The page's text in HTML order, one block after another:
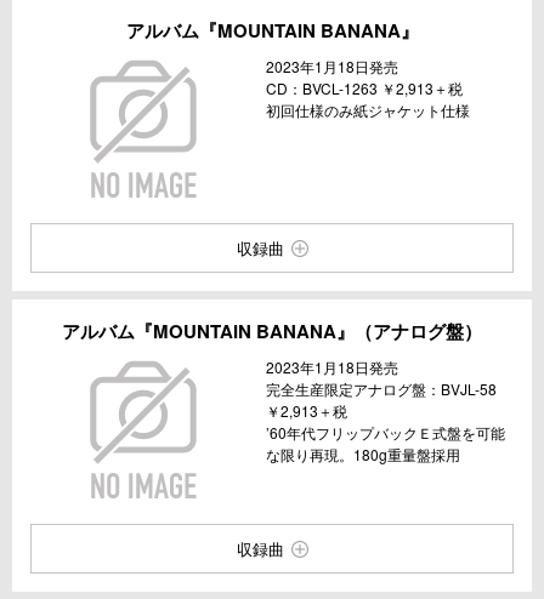
アルバム『MOUNTAIN BANANA』
2023年1月18日発売
CD：BVCL-1263 ￥2,913＋税
初回仕様のみ紙ジャケット仕様
収録曲
アルバム『MOUNTAIN BANANA』（アナログ盤）
2023年1月18日発売
完全生産限定アナログ盤：BVJL-58
￥2,913＋税
’60年代フリップバックＥ式盤を可能
な限り再現。180g重量盤採用
収録曲